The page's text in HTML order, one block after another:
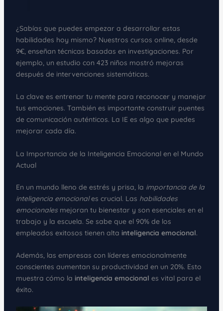
¿Sabías que puedes empezar a desarrollar estas
habilidades hoy mismo? Nuestros cursos online, desde
9€, enseñan técnicas basadas en investigaciones. Por
ejemplo, un estudio con 423 niños mostró mejoras
después de intervenciones sistemáticas.
La clave es entrenar tu mente para reconocer y manejar
tus emociones. También es importante construir puentes
de comunicación auténticos. La IE es algo que puedes
mejorar cada día.
La Importancia de la Inteligencia Emocional en el Mundo
Actual
En un mundo lleno de estrés y prisa, la importancia de la
inteligencia emocionales crucial. Las habilidades
emocionalesmejoran tu bienestar y son esenciales en el
trabajo y la escuela. Se sabe que el 90% de los
empleados exitosos tienen alta inteligencia emocional.
Además, las empresas con líderes emocionalmente
conscientes aumentan su productividad en un 20%. Esto
muestra cómo la inteligencia emocional es vital para el
éxito.